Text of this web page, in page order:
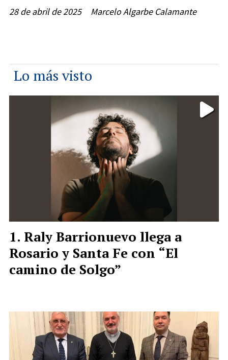
Marcelo Algarbe Calamante
28 de abril de 2025
Lo más visto
Raly Barrionuevo llega a
Rosario y Santa Fe con “El
camino de Solgo”